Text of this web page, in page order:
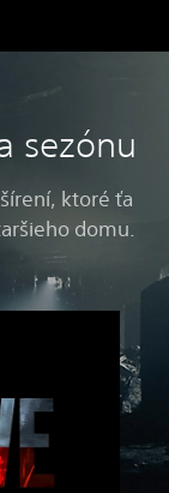
sezónu
ktoré ťa
domu.